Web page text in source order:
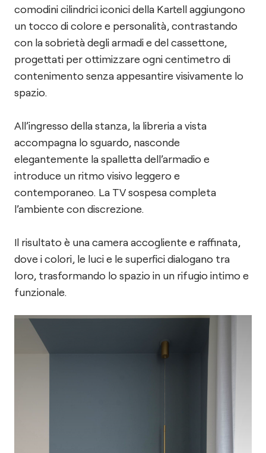
comodini cilindrici iconici della Kartell aggiungono
un tocco di colore e personalità, contrastando
con la sobrietà degli armadi e del cassettone,
progettati per ottimizzare ogni centimetro di
contenimento senza appesantire visivamente lo
spazio.
All’ingresso della stanza, la libreria a vista
accompagna lo sguardo, nasconde
elegantemente la spalletta dell’armadio e
introduce un ritmo visivo leggero e
contemporaneo. La TV sospesa completa
l’ambiente con discrezione.
Il risultato è una camera accogliente e raffinata,
dove i colori, le luci e le superfici dialogano tra
loro, trasformando lo spazio in un rifugio intimo e
funzionale.